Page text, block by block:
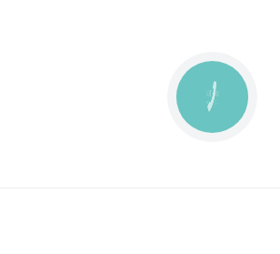
КНОПКА
ЗВ'ЯЗКУ